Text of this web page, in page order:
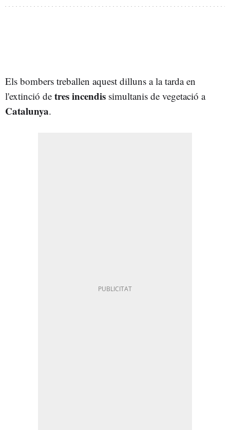
Els bombers treballen aquest dilluns a la tarda en
l'extinció de tresincendis simultanis de vegetació a
Catalunya.